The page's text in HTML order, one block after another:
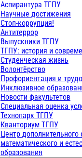
Аспирантура ТГПУ
Научные достижения
Стоп-коррупция!
Антитеррор
Выпускники ТГПУ
ТГПУ: история и
Студенческая жизнь
Волонтёрство
Профориентация и
Инклюзивное
Новости факультетов
Специальная оценка
Технопарк ТГПУ
Кванториум ТГПУ
Центр дополнительного
математического и
образования